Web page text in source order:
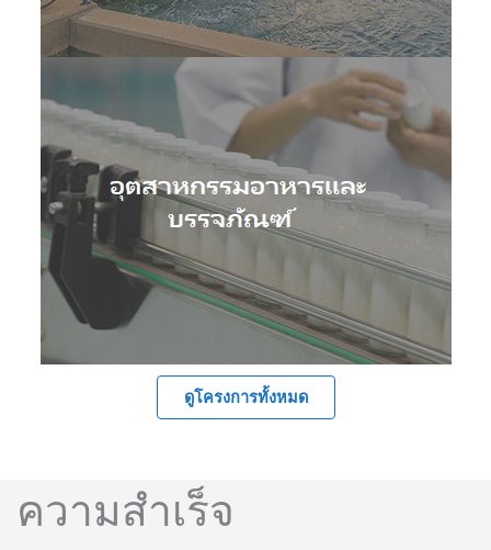
ดูโครงการทั้งหมด
ความสำเร็จ